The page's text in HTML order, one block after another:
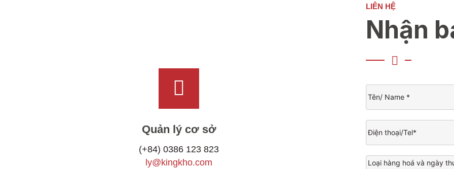
Quản lý cơ sở
(+84) 0386 123 823
ly@kingkho.com
LIÊN HỆ
Nhận
Name
thoại/Tel
(Required)
Loại